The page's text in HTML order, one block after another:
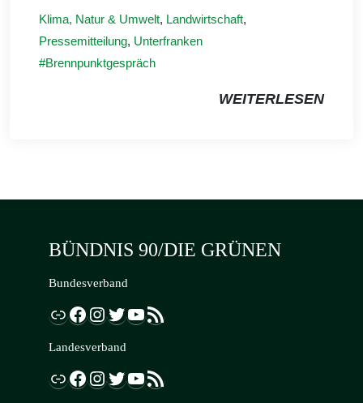
Klima, Natur & Umwelt, Landwirtschaft,
Pressemitteilung, Unterfranken
Brennpunktgespräch
WEITERLESEN
BÜNDNIS 90/DIE GRÜNEN
Bundesverband
Link Facebook InstagramTwitter YouTube RSS-Feed
Landesverband
Link Facebook InstagramTwitter YouTube RSS-Feed